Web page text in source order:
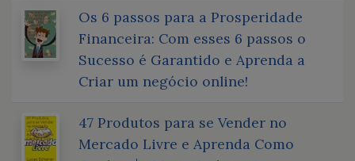
Os 6 passos para a Prosperidade
Financeira: Com esses 6 passos o
Sucesso é Garantido e Aprenda a
Criar um negócio online!
47 Produtos para se Vender no
Mercado Livre e Aprenda Como